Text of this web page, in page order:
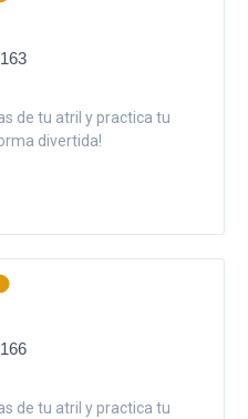
de tu atril y practica tu
divertida!
de tu atril y practica tu